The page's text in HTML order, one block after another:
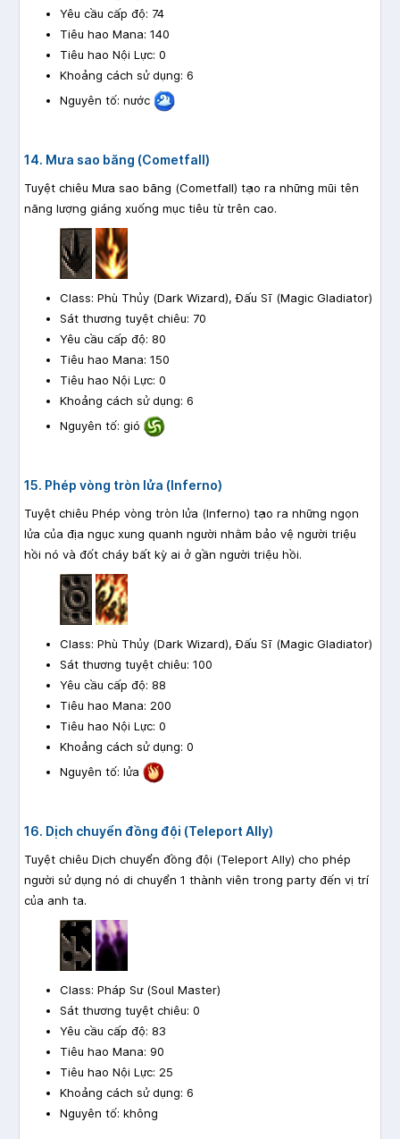
Yêu cầu cấp độ: 74
Tiêu hao Mana: 140
Tiêu hao Nội Lực: 0
Khoảng cách sử dụng: 6
Nguyên tố: nước
14. Mưa sao băng (Cometfall)
Tuyệt chiêu Mưa sao băng (Cometfall) tạo ra những mũi tên
năng lượng giáng xuống mục tiêu từ trên cao.
Class: Phù Thủy (Dark Wizard), Đấu Sĩ (Magic Gladiator)
Sát thương tuyệt chiêu: 70
Yêu cầu cấp độ: 80
Tiêu hao Mana: 150
Tiêu hao Nội Lực: 0
Khoảng cách sử dụng: 6
Nguyên tố: gió
15. Phép vòng tròn lửa (Inferno)
Tuyệt chiêu Phép vòng tròn lửa (Inferno) tạo ra những ngọn
lửa của địa ngục xung quanh người nhằm bảo vệ người triệu
hồi nó và đốt cháy bất kỳ ai ở gần người triệu hồi.
Class: Phù Thủy (Dark Wizard), Đấu Sĩ (Magic Gladiator)
Sát thương tuyệt chiêu: 100
Yêu cầu cấp độ: 88
Tiêu hao Mana: 200
Tiêu hao Nội Lực: 0
Khoảng cách sử dụng: 0
Nguyên tố: lửa
16. Dịch chuyển đồng đội (Teleport Ally)
Tuyệt chiêu Dịch chuyển đồng đội (Teleport Ally) cho phép
người sử dụng nó di chuyển 1 thành viên trong party đến vị trí
của anh ta.
Class: Pháp Sư (Soul Master)
Sát thương tuyệt chiêu: 0
Yêu cầu cấp độ: 83
Tiêu hao Mana: 90
Tiêu hao Nội Lực: 25
Khoảng cách sử dụng: 6
Nguyên tố: không